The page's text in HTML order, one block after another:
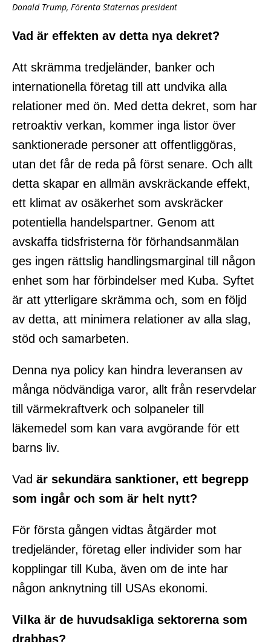
Donald Trump, Förenta Staternas president
Vad är effekten av detta nya dekret?
Att skrämma tredjeländer, banker och
internationella företag till att undvika alla
relationer med ön. Med detta dekret, som har
retroaktiv verkan, kommer inga listor över
sanktionerade personer att offentliggöras,
utan det får de reda på först senare. Och allt
detta skapar en allmän avskräckande effekt,
ett klimat av osäkerhet som avskräcker
potentiella handelspartner. Genom att
avskaffa tidsfristerna för förhandsanmälan
ges ingen rättslig handlingsmarginal till någon
enhet som har förbindelser med Kuba. Syftet
är att ytterligare skrämma och, som en följd
av detta, att minimera relationer av alla slag,
stöd och samarbeten.
Denna nya policy kan hindra leveransen av
många nödvändiga varor, allt från reservdelar
till värmekraftverk och solpaneler till
läkemedel som kan vara avgörande för ett
barns liv.
Vad är sekundära sanktioner, ett begrepp
som ingår och som är helt nytt?
För första gången vidtas åtgärder mot
tredjeländer, företag eller individer som har
kopplingar till Kuba, även om de inte har
någon anknytning till USAs ekonomi.
Vilka är de huvudsakliga sektorerna som
drabbas?